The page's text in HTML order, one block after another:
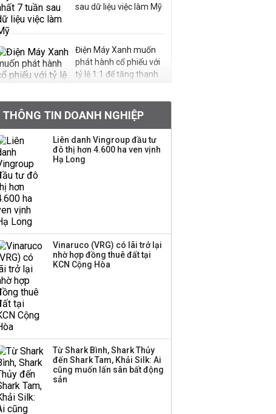
sau dữ liệu việc làm Mỹ
Điện Máy Xanh muốn
phát hành cổ phiếu với
tỷ lệ 1:1 để tăng thanh
Quy hoạch 4 khu lấn
biển ở Phú Quốc
hàng
Dự án Sheraton Phú
Hoè chỉ ra 6 nguyên
nhân khiến dòng vốn
trong nền kinh tế còn
THÔNG TIN DOANH NGHIỆP
Liên danh Vingroup đầu tư
đô thị hơn 4.600 ha ven vịnh
Hạ Long
Vinaruco (VRG) có lãi trở lại
nhờ hợp đồng thuê đất tại
KCN Cộng Hòa
Từ Shark Bình, Shark Thủy
đến Shark Tam, Khải Silk: Ai
cũng muốn lấn sân bất động
sản